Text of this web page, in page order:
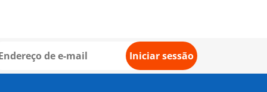
Iniciar sessão